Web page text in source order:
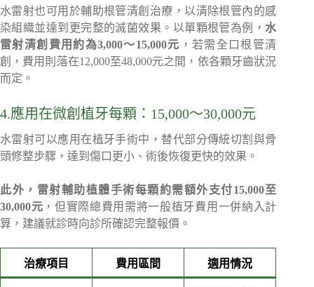
水雷射也可用於輔助根管清創治療，以清除根管內的感
染組織並達到更完整的滅菌效果。以單顆根管為例， 水
雷射清創費用約為3,000～15,000元 ，若需全口根管清
創，費用則落在12,000至48,000元之間，依各顆牙齒狀況
而定。
4.應用在微創植牙每顆：15,000～30,000元
水雷射可以應用在植牙手術中，替代部分傳統切割與骨
頭修整步驟，達到傷口更小、術後恢復更快的效果。
此外，雷射輔助植體手術每顆約需額外支付15,000至
30,000元 ，但實際總費用需將一般植牙費用一併納入計
算，建議就診時向診所確認完整報價。
治療項目 費用區間 適用情況